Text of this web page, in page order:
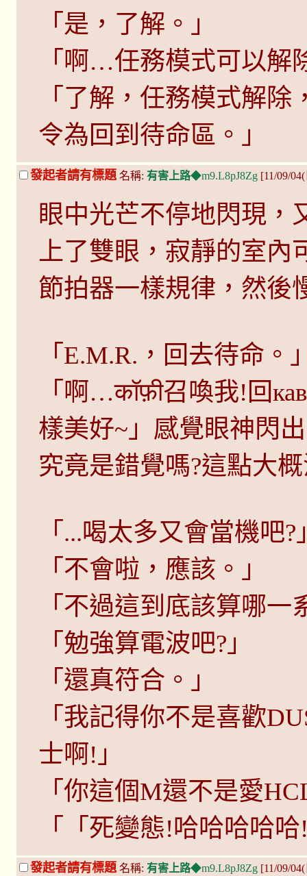
「是，了解。」
「啊…任務模式可以解
「了解，任務模式解
令為回到待命區。」
發起者請有標題 名稱: 有害上路◆m9.L8pJ8Zg [11/09/
眼中光芒不停地閃現，
上了雙眼，寂靜的室內
節拍器一樣規律，然後
「E.M.R.，回去待命。
「啊…कॉफ़ी召喚我!回
樣美好~」感覺眼神閃
究竟是錯覺嗎?這點大
「...喝太多又會當機吧?
「不會啦，應該。」
「不過這到底該算哪一
「勉強算電波吧?」
「還真符合。」
「我記得你不是喜歡
士啊!」
「你這個M還不是愛
「「死變態!哈哈哈哈
發起者請有標題 名稱: 有害上路◆m9.L8pJ8Zg [11/09/